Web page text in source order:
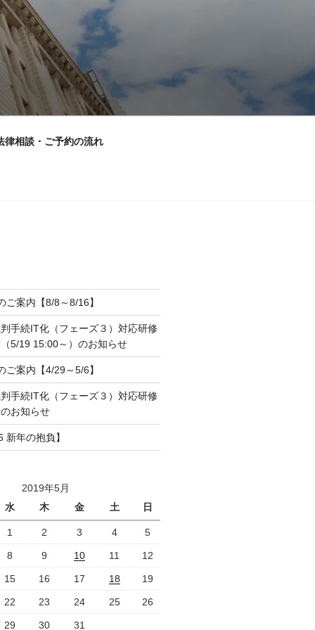
律相談・ご予約の流れ
ご案内【8/8～8/16】
手続IT化（フェーズ３）対応研修
5/19 15:00～）のお知らせ
ご案内【4/29～5/6】
手続IT化（フェーズ３）対応研修
お知らせ
年の抱負】
2019年5月
水
木 金 土 日
1 2 3 4 5
8 9 10 11 12
15 16 17 18 19
22 23 24 25 26
29 30 31